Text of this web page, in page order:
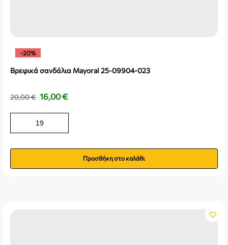
-20%
Βρεφικά σανδάλια Mayoral 25-09904-023
20,00€ 16,00€
19
Προσθήκη στο καλάθι